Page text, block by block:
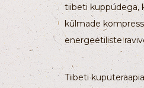
tiibeti kuppudega,
külmade
energeetiliste
Tiibeti kuputeraapia